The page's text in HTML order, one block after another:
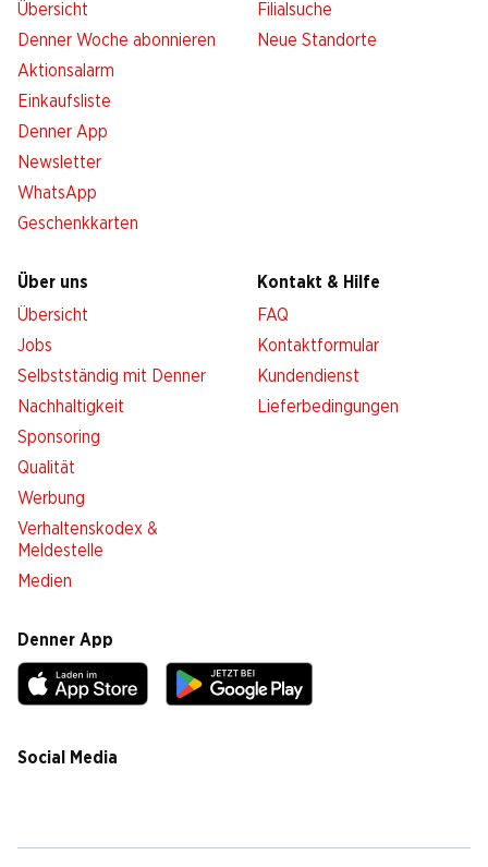
Übersicht
Denner Woche abonnieren
Aktionsalarm
Einkaufsliste
Denner App
Newsletter
WhatsApp
Geschenkkarten
Filialsuche
Neue Standorte
Über uns
Übersicht
Jobs
Selbstständig mit Denner
Nachhaltigkeit
Sponsoring
Qualität
Werbung
Verhaltenskodex &
Meldestelle
Medien
Kontakt & Hilfe
FAQ
Kontaktformular
Kundendienst
Lieferbedingungen
Denner App
Social Media